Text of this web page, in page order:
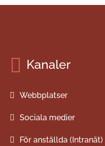
Kanaler
Webbplatser
Sociala medier
För anställda (Intranät)